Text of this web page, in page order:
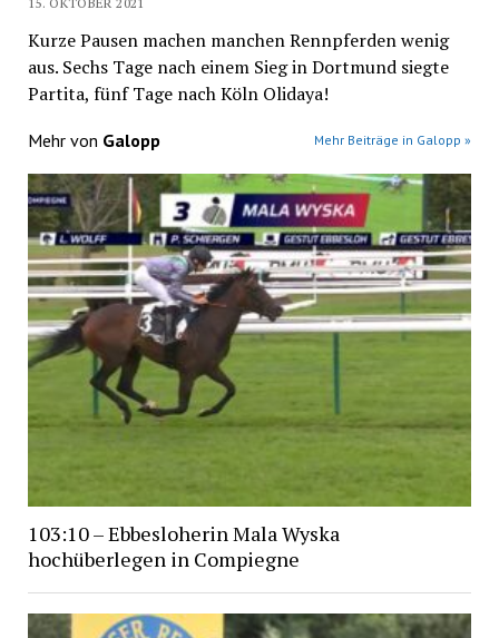
Kurze Pausen machen manchen Rennpferden wenig
aus. Sechs Tage nach einem Sieg in Dortmund siegte
Partita, fünf Tage nach Köln Olidaya!
Mehr von Galopp Mehr Beiträge in Galopp »
103:10 – Ebbesloherin Mala Wyska
hochüberlegen in Compiegne